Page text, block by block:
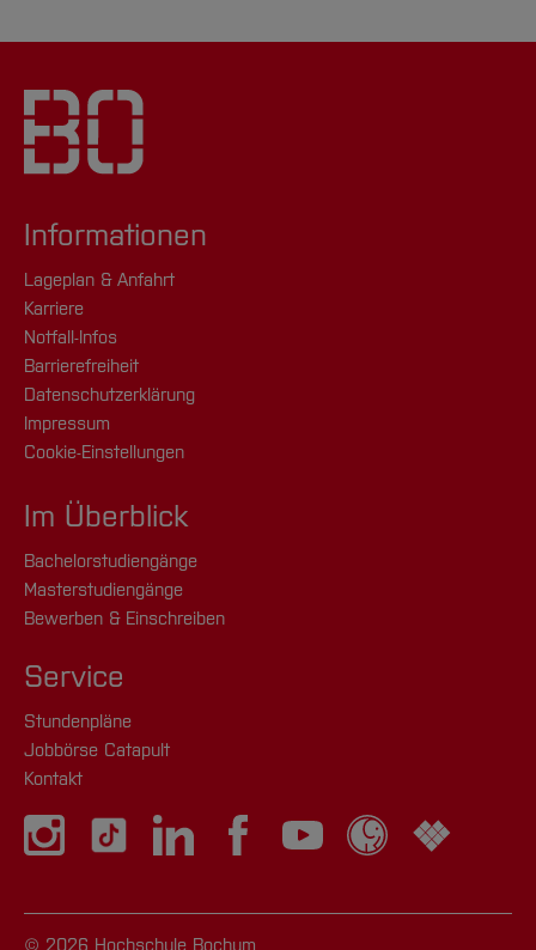
Informationen
Lageplan & Anfahrt
Karriere
Notfall-Infos
Barrierefreiheit
Datenschutzerklärung
Impressum
Cookie-Einstellungen
Im Überblick
Bachelorstudiengänge
Masterstudiengänge
Bewerben & Einschreiben
Service
Stundenpläne
Jobbörse Catapult
Kontakt